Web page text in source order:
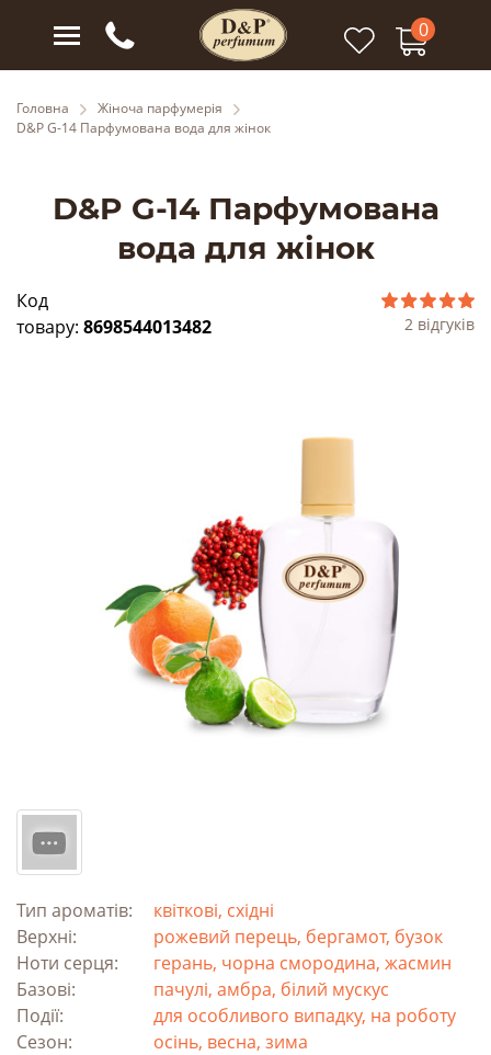
0
Головна
Жіноча парфумерія
D&P G-14 Парфумована вода для жінок
D&P G-14 Парфумована
вода для жінок
Код
товару: 8698544013482 2 відгуків
Тип ароматів:
квіткові, східні
Верхні:
рожевий перець, бергамот, бузок
Ноти серця:
герань, чорна смородина, жасмин
Базові:
пачулі, амбра, білий мускус
Події:
для особливого випадку, на роботу
Сезон:
осінь, весна, зима